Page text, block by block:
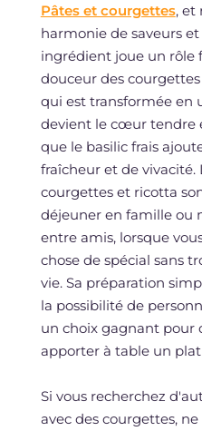
Pâtes et courgettes, et
harmonie de saveurs
ingrédient joue un rôle
douceur des
qui est transformée en
devient le cœur tendre
que le basilic frais
fraîcheur et de vivacité.
courgettes et ricotta
déjeuner en famille ou
entre amis, lorsque
chose de spécial sans
vie. Sa préparation
la possibilité de
un choix gagnant pour
apporter à table un
Si vous recherchez
avec des courgettes,